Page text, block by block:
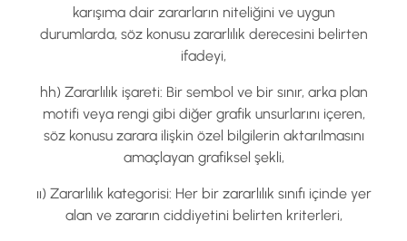
karışıma dair zararların niteliğini ve uygun
durumlarda, söz konusu zararlılık derecesini belirten
ifadeyi,
hh) Zararlılık işareti: Bir sembol ve bir sınır, arka plan
motifi veya rengi gibi diğer grafik unsurlarını içeren,
söz konusu zarara ilişkin özel bilgilerin aktarılmasını
amaçlayan grafiksel şekli,
ıı) Zararlılık kategorisi: Her bir zararlılık sınıfı içinde yer
alan ve zararın ciddiyetini belirten kriterleri,